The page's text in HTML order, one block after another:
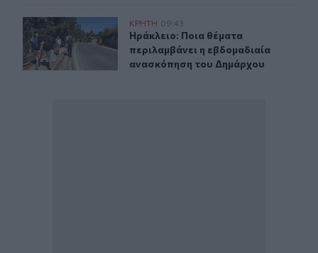
Ηράκλειο: Ποια θέματα περιλαμβάνει η εβδομαδιαία
ΚΡΗΤΗ 09:43
Ηράκλειο: Ποια θέματα
Ηράκλειο: Ποια θέματα
περιλαμβάνει η εβδομαδιαία
ανασκόπηση του Δημάρχου